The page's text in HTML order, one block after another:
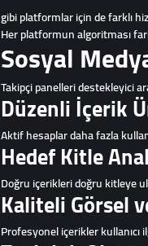
gibi platformlar için de farklı
Her platformun algoritması
Sosyal
Takipçi panelleri destekleyici
Düzenli İçerik
Aktif hesaplar daha fazla
Hedef Kitle
Doğru içerikleri doğru kitleye
Kaliteli Görsel
Profesyonel içerikler kullanıcı